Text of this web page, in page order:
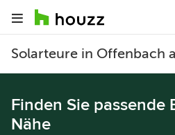
Solarteure in Offenbach
Finden Sie passende
Nähe